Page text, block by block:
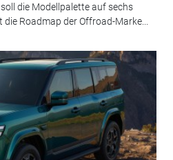
die Modellpalette auf sechs
Roadmap der Offroad-Marke...